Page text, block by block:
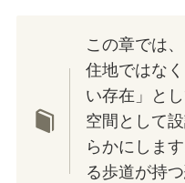
この章では
住地ではな
い存在」と
空間として
らかにしま
る歩道が持